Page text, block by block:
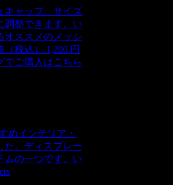
キャップ。サイズ
調整できます。い
オススメのメッシ
税込） 1,200 円
でご購入はこちら
めインテリア・
た。ディスプレー
ムの一つです。い